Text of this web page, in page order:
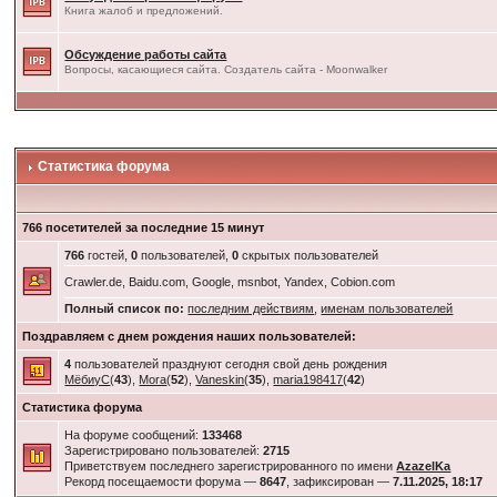
Книга жалоб и предложений.
Обсуждение работы сайта
Вопросы, касающиеся сайта. Создатель сайта - Moonwalker
Статистика форума
766 посетителей за последние 15 минут
766 гостей,0 пользователей,0 скрытых пользователей
Crawler.de, Baidu.com, Google, msnbot, Yandex, Cobion.com
Полный список по: последним действиям ,именам пользователей
Поздравляем с днем рождения наших пользователей:
4 пользователей празднуют сегодня свой день рождения
МёбиуС(43), Mora(52),Vaneskin(35),maria198417(42)
Статистика форума
На форуме сообщений:133468
Зарегистрировано пользователей:2715
Приветствуем последнего зарегистрированного по имениAzazelKa
Рекорд посещаемости форума —8647 , зафиксирован —7.11.2025, 18:17